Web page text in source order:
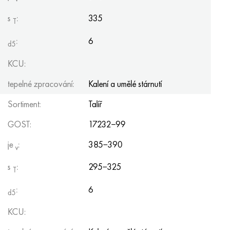
s T: 335
d5:
6
KCU:
tepelné zpracování:
Kalení a umělé stárnutí
Sortiment:
Talíř
GOST:
17232−99
je v:
385−390
s T: 295−325
d5:
6
KCU:
Hastelloy x
Udimet 500
A40G, 44smn28, 1.0762, 46s20